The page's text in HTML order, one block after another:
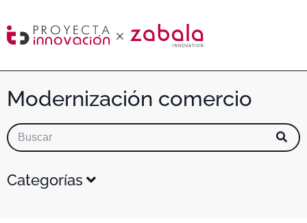
Modernización comercio
Categorías